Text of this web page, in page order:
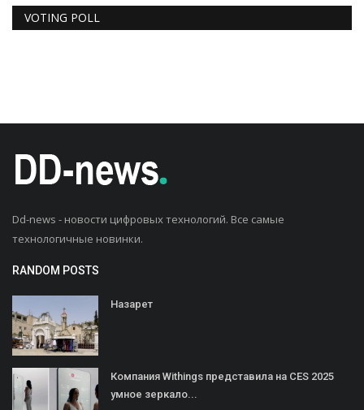
VOTING POLL
Dd-news - новости цифровых технологий. Все самые
технологичные новинки.
RANDOM POSTS
Назарет
Компания Withings представила на CES 2025
умное зеркало...